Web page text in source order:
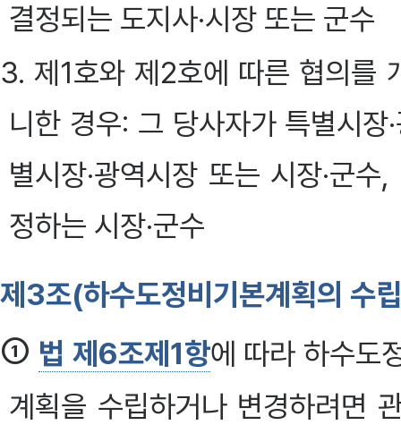
결정되는 도지사·시장 또는 군수
3. 제1호와 제2호에 따른 협의를
니한 경우: 그 당사자가 특별시
별시장·광역시장 또는 시장·군
정하는 시장·군수
제3조(하수도정비기본계획의 수
① 법 제6조제1항에 따라 하수도
계획을 수립하거나 변경하려면